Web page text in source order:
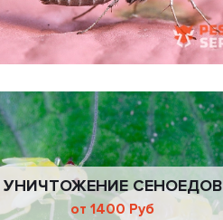
УНИЧТОЖЕНИЕ СЕНОЕДОВ
от 1400 Руб